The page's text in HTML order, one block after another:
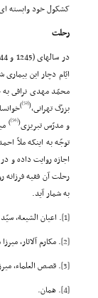
کشکول خود وابسته
رحلت
ایّام دچار این
محمّد مهدى نراقى
بزرگ تهرانى،(
[52]
)
و مدرّس تبریزى(
[56]
)
اجازه روایت داده و در ربیع الاول (1245 هـ .ق.) کتاب «قضا و
رحلت آن فقیه فرزانه روز 23 ربیع الثانى (1245 هـ ق.) منحصر
به شمار آید.
[1] . اعیان الشیعة، سیّد
[2] . مکارم آلاثار، میرزا
[3] . قصص العلماء،
[4] . همان.